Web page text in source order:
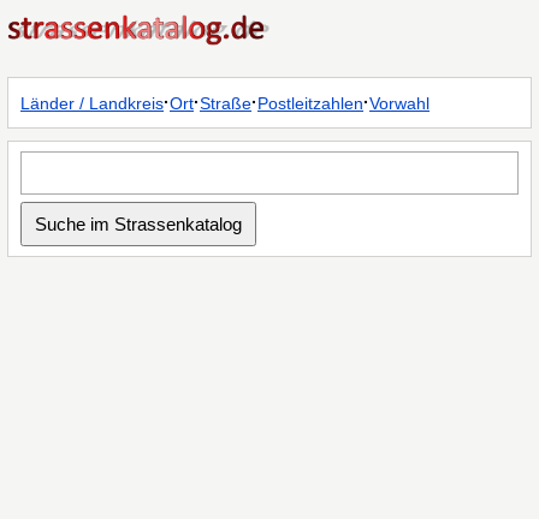
Länder / Landkreis·Ort·Straße·Postleitzahlen·Vorwahl